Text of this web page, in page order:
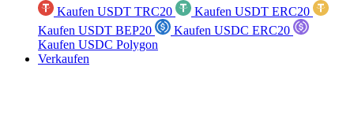
Kaufen USDT TRC20
Kaufen USDT ERC20
Kaufen USDT BEP20
Kaufen USDC ERC20
Kaufen USDC Polygon
Verkaufen